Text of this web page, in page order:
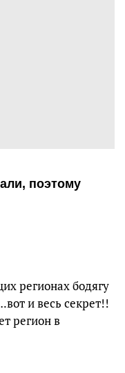
поэтому
регионах бодягу
и весь секрет!!
регион в